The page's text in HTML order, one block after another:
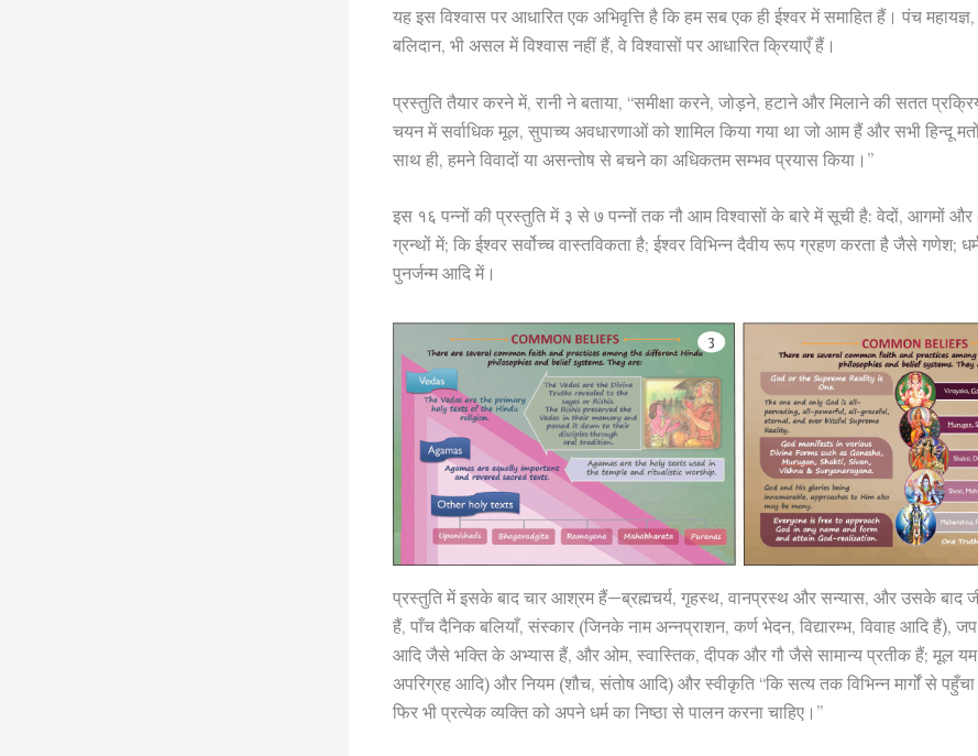
यह इस विश्वास पर आधारित एक अभिवृत्ति है कि हम सब एक ही ईश्वर में समाहित हैं। पंच
बलिदान, भी असल में विश्वास नहीं हैं, वे विश्वासों पर आधारित क्रियाएँ हैं।
प्रस्तुति तैयार करने में, रानी ने बताया, “समीक्षा करने, जोड़ने, हटाने और मिलाने की सतत
चयन में सर्वाधिक मूल, सुपाच्य अवधारणाओं को शामिल किया गया था जो आम हैं और सभी हिन्दू
साथ ही, हमने विवादों या असन्तोष से बचने का अधिकतम सम्भव प्रयास किया।”
इस १६ पन्नों की प्रस्तुति में ३ से ७ पन्नों तक नौ आम विश्वासों के बारे में सूची है: वेदों, आगमों और
ग्रन्थों में; कि ईश्वर सर्वोच्च वास्तविकता है; ईश्वर विभिन्न दैवीय रूप ग्रहण करता है जैसे गणेश;
पुनर्जन्म आदि में।
प्रस्तुति में इसके बाद चार आश्रम हैं—ब्रह्मचर्य, गृहस्थ, वानप्रस्थ और सन्यास, और उसके बाद
हैं, पाँच दैनिक बलियाँ, संस्कार (जिनके नाम अन्नप्राशन, कर्ण भेदन, विद्यारम्भ, विवाह आदि हैं),
आदि जैसे भक्ति के अभ्यास हैं, और ओम, स्वास्तिक, दीपक और गौ जैसे सामान्य प्रतीक हैं; मूल
अपरिग्रह आदि) और नियम (शौच, संतोष आदि) और स्वीकृति “कि सत्य तक विभिन्न मार्गों से
फिर भी प्रत्येक व्यक्ति को अपने धर्म का निष्ठा से पालन करना चाहिए।”